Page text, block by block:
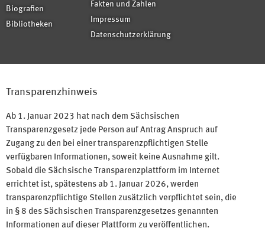
Biografien
Bibliotheken
Fakten und Zahlen
Impressum
Datenschutzerklärung
Transparenzhinweis
Ab 1. Januar 2023 hat nach dem Sächsischen
Transparenzgesetz jede Person auf Antrag Anspruch auf
Zugang zu den bei einer transparenzpflichtigen Stelle
verfügbaren Informationen, soweit keine Ausnahme gilt.
Sobald die Sächsische Transparenzplattform im Internet
errichtet ist, spätestens ab 1. Januar 2026, werden
transparenzpflichtige Stellen zusätzlich verpflichtet sein, die
in § 8 des Sächsischen Transparenzgesetzes genannten
Informationen auf dieser Plattform zu veröffentlichen.